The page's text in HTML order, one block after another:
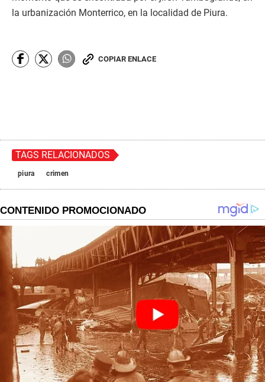
la urbanización Monterrico, en la localidad de Piura.
COPIAR ENLACE
TAGS RELACIONADOS
piura crimen